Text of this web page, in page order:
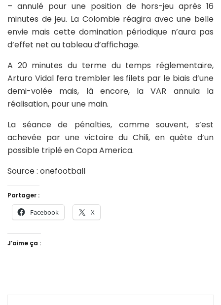
– annulé pour une position de hors-jeu après 16
minutes de jeu. La Colombie réagira avec une belle
envie mais cette domination périodique n’aura pas
d’effet net au tableau d’affichage.
A 20 minutes du terme du temps réglementaire,
Arturo Vidal fera trembler les filets par le biais d’une
demi-volée mais, là encore, la VAR annula la
réalisation, pour une main.
La séance de pénalties, comme souvent, s’est
achevée par une victoire du Chili, en quête d’un
possible triplé en Copa America.
Source : onefootball
Partager :
Facebook X
J’aime ça :